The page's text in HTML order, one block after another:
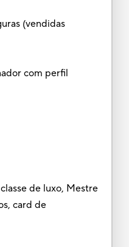
(vendidas
com perfil
de luxo, Mestre
card de